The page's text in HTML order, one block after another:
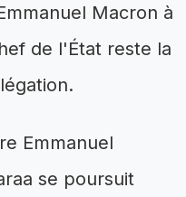
Macron à
de l'État reste la
Emmanuel
se poursuit